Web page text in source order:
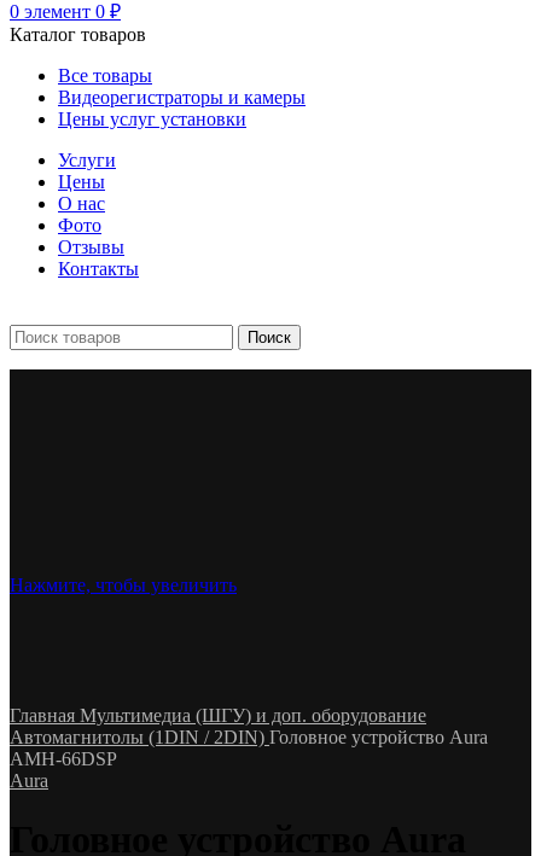
0 элемент 0 ₽
Каталог товаров
Все товары
Видеорегистраторы и камеры
Цены услуг установки
Услуги
Цены
О нас
Фото
Отзывы
Контакты
Поиск
Нажмите, чтобы увеличить
Главная Мультимедиа (ШГУ) и доп. оборудование
Автомагнитолы (1DIN / 2DIN) Головное устройство Aura
AMH-66DSP
Aura